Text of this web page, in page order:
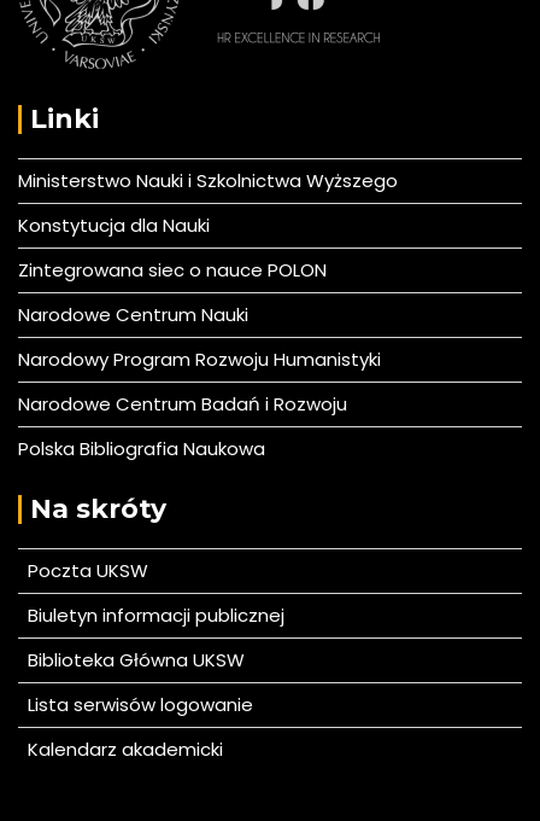
Linki
Ministerstwo Nauki i Szkolnictwa Wyższego
Konstytucja dla Nauki
Zintegrowana siec o nauce POLON
Narodowe Centrum Nauki
Narodowy Program Rozwoju Humanistyki
Narodowe Centrum Badań i Rozwoju
Polska Bibliografia Naukowa
Na skróty
Poczta UKSW
Biuletyn informacji publicznej
Biblioteka Główna UKSW
Lista serwisów logowanie
Kalendarz akademicki